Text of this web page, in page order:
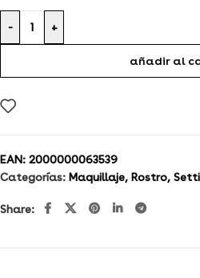
- +
añadir al
EAN: 2000000063539
Categorías: Maquillaje, Rostro,
Share: